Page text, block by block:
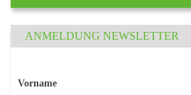
ANMELDUNG NEWSLETTER
Vorname